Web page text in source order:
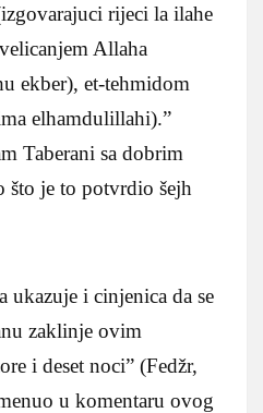
rijeci la ilahe
Allaha
ekber), et-tehmidom
elhamdulillahi).”
Taberani sa dobrim
što je to potvrdio šejh
ukazuje i cinjenica da se
zaklinje ovim
i deset noci” (Fedžr,
u komentaru ovog